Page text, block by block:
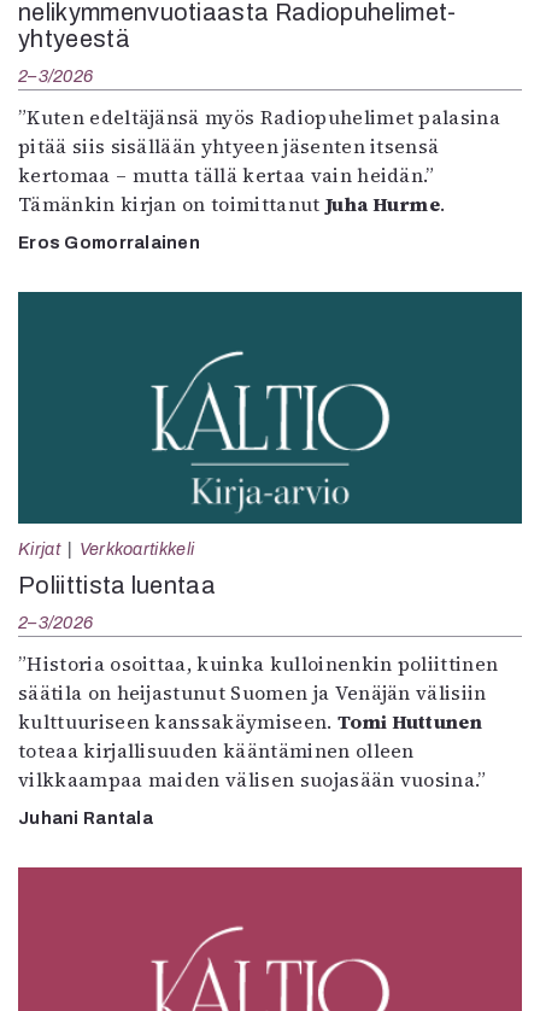
nelikymmenvuotiaasta Radiopuhelimet-
yhtyeestä
2–3/2026
”Kuten edeltäjänsä myös Radiopuhelimet palasina
pitää siis sisällään yhtyeen jäsenten itsensä
kertomaa – mutta tällä kertaa vain heidän.”
Tämänkin kirjan on toimittanut Juha Hurme.
Eros Gomorralainen
Kirjat Verkkoartikkeli
Poliittista luentaa
2–3/2026
”Historia osoittaa, kuinka kulloinenkin poliittinen
säätila on heijastunut Suomen ja Venäjän välisiin
kulttuuriseen kanssakäymiseen. Tomi Huttunen
toteaa kirjallisuuden kääntäminen olleen
vilkkaampaa maiden välisen suojasään vuosina.”
Juhani Rantala